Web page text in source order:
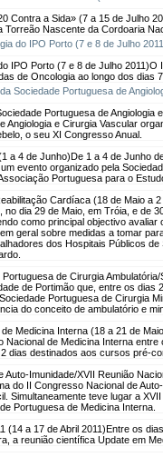
Contra a Sida» (7 a 15 de Julho
Torreão Nascente da Cordoaria
IPO Porto (7 e 8 de Julho 2011)O
de Oncologia ao longo dos dias
Portuguesa de Angiologia
Angiologia e Cirurgia Vascular
o seu XI Congresso Anual.
a 4 de Junho) De 1 a 4 de Junho
evento organizado pela
Portuguesa para o
Cardíaca (18 de Maio a
no dia 29 de Maio, em Tróia, e de
como principal objectivo
geral sobre medidas a tomar
dos Hospitais Públicos
Portuguesa de Cirurgia
de Portimão que, entre os dias
Portuguesa de Cirurgia
do conceito de ambulatório e
Medicina Interna (18 a 21 de
Nacional de Medicina Interna
dias destinados aos cursos pré-
Auto-Imunidade/XVII Reunião
do II Congresso Nacional de
Simultaneamente teve lugar a
Portuguesa de Medicina Interna.
(14 a 17 de Abril 2011) Entre os
a reunião científica Update em